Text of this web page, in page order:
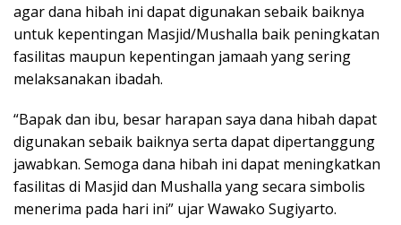
agar dana hibah ini dapat digunakan sebaik baiknya
untuk kepentingan Masjid/Mushalla baik peningkatan
fasilitas maupun kepentingan jamaah yang sering
melaksanakan ibadah.
“Bapak dan ibu, besar harapan saya dana hibah dapat
digunakan sebaik baiknya serta dapat dipertanggung
jawabkan. Semoga dana hibah ini dapat meningkatkan
fasilitas di Masjid dan Mushalla yang secara simbolis
menerima pada hari ini” ujar Wawako Sugiyarto.